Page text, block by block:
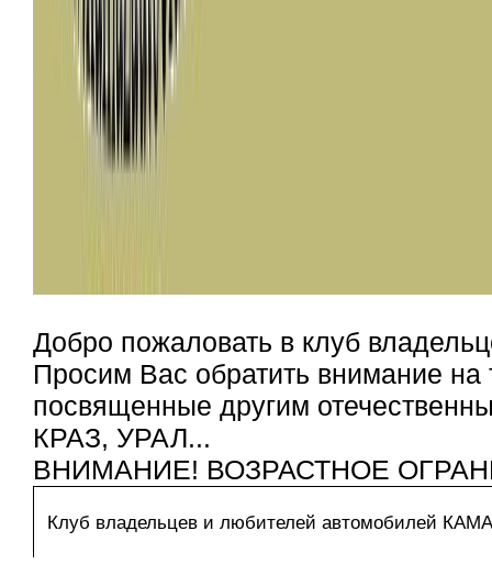
Добро пожаловать в клуб
Просим Вас обратить внимание
посвященные другим
КРАЗ, УРАЛ...
ВНИМАНИЕ! ВОЗРАСТНОЕ
Клуб владельцев и любителей автомобилей